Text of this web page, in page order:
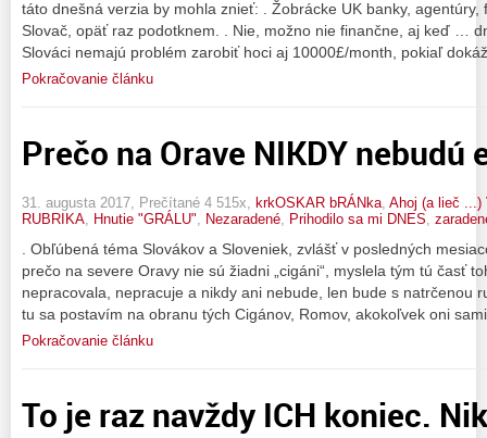
táto dnešná verzia by mohla znieť: . Žobrácke UK banky, agentúry,
Slovač, opäť raz podotknem. . Nie, možno nie finančne, aj keď …
Slováci nemajú problém zarobiť hoci aj 10000£/month, pokiaľ
Pokračovanie článku
Prečo na Orave NIKDY
31. augusta 2017, Prečítané 4 515x, krkOSKAR bRÁNka Ahoj (a lieč ...)
RUBRIKA Hnutie "GRÁLU" Nezaradené Prihodilo sa mi DNES
. Obľúbená téma Slovákov a Sloveniek, zvlášť v posledných
prečo na severe Oravy nie sú žiadni „cigáni“, myslela tým tú časť
nepracovala, nepracuje a nikdy ani nebude, len bude s natrčenou
tu sa postavím na obranu tých Cigánov, Romov, akokoľvek oni
Pokračovanie článku
To je raz navždy ICH koniec.